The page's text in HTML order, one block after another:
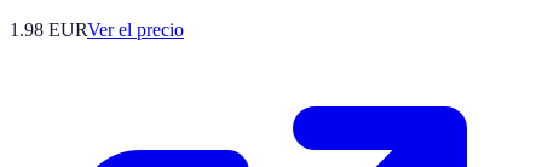
1.98 EURVer el precio